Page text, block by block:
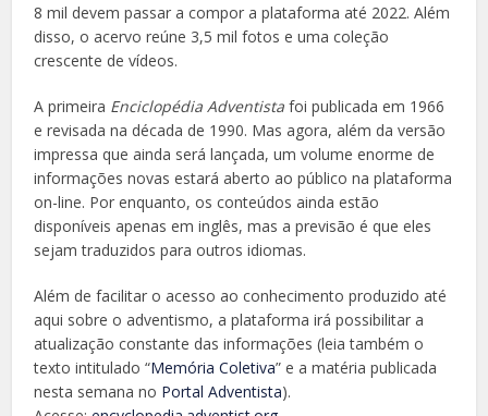
8 mil devem passar a compor a plataforma até 2022. Além
disso, o acervo reúne 3,5 mil fotos e uma coleção
crescente de vídeos.
A primeira Enciclopédia Adventista foi publicada em 1966
e revisada na década de 1990. Mas agora, além da versão
impressa que ainda será lançada, um volume enorme de
informações novas estará aberto ao público na plataforma
on-line. Por enquanto, os conteúdos ainda estão
disponíveis apenas em inglês, mas a previsão é que eles
sejam traduzidos para outros idiomas.
Além de facilitar o acesso ao conhecimento produzido até
aqui sobre o adventismo, a plataforma irá possibilitar a
atualização constante das informações (leia também o
texto intitulado “Memória Coletiva” e a matéria publicada
nesta semana no Portal Adventista).